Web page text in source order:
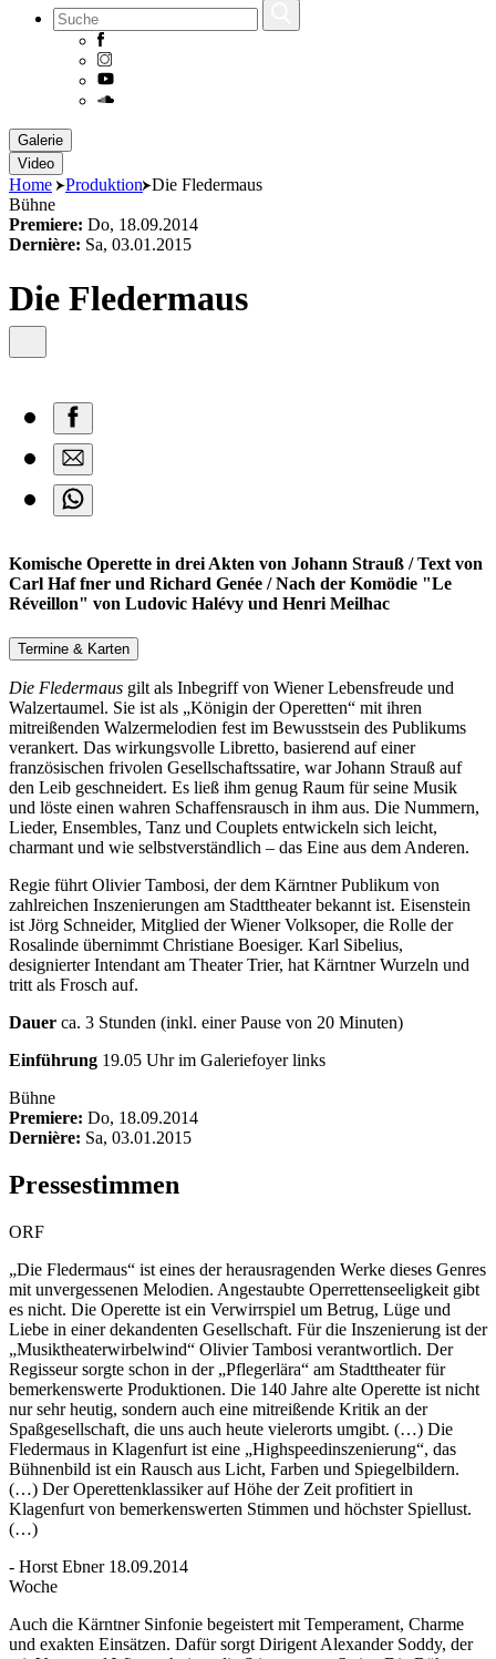
Skip
to
content
Galerie
Video
Home Produktion Die Fledermaus
Bühne
Premiere: Do, 18.09.2014
Dernière: Sa, 03.01.2015
Die Fledermaus
Komische Operette in drei Akten von Johann Strauß / Text von
Carl Haf fner und Richard Genée / Nach der Komödie "Le
Réveillon" von Ludovic Halévy und Henri Meilhac
Termine & Karten
Die Fledermaus gilt als Inbegriff von Wiener Lebensfreude und
Walzertaumel. Sie ist als „Königin der Operetten“ mit ihren
mitreißenden Walzermelodien fest im Bewusstsein des Publikums
verankert. Das wirkungsvolle Libretto, basierend auf einer
französischen frivolen Gesellschaftssatire, war Johann Strauß auf
den Leib geschneidert. Es ließ ihm genug Raum für seine Musik
und löste einen wahren Schaffensrausch in ihm aus. Die Nummern,
Lieder, Ensembles, Tanz und Couplets entwickeln sich leicht,
charmant und wie selbstverständlich – das Eine aus dem Anderen.
Regie führt Olivier Tambosi, der dem Kärntner Publikum von
zahlreichen Inszenierungen am Stadttheater bekannt ist. Eisenstein
ist Jörg Schneider, Mitglied der Wiener Volksoper, die Rolle der
Rosalinde übernimmt Christiane Boesiger. Karl Sibelius,
designierter Intendant am Theater Trier, hat Kärntner Wurzeln und
tritt als Frosch auf.
Dauer ca. 3 Stunden (inkl. einer Pause von 20 Minuten)
Einführung 19.05 Uhr im Galeriefoyer links
Bühne
Premiere: Do, 18.09.2014
Dernière: Sa, 03.01.2015
Pressestimmen
ORF
„Die Fledermaus“ ist eines der herausragenden Werke dieses Genres
mit unvergessenen Melodien. Angestaubte Operrettenseeligkeit gibt
es nicht. Die Operette ist ein Verwirrspiel um Betrug, Lüge und
Liebe in einer dekandenten Gesellschaft. Für die Inszenierung ist der
„Musiktheaterwirbelwind“ Olivier Tambosi verantwortlich. Der
Regisseur sorgte schon in der „Pflegerlära“ am Stadttheater für
bemerkenswerte Produktionen. Die 140 Jahre alte Operette ist nicht
nur sehr heutig, sondern auch eine mitreißende Kritik an der
Spaßgesellschaft, die uns auch heute vielerorts umgibt. (…) Die
Fledermaus in Klagenfurt ist eine „Highspeedinszenierung“, das
Bühnenbild ist ein Rausch aus Licht, Farben und Spiegelbildern.
(…) Der Operettenklassiker auf Höhe der Zeit profitiert in
Klagenfurt von bemerkenswerten Stimmen und höchster Spiellust.
(…)
- Horst Ebner 18.09.2014
Woche
Auch die Kärntner Sinfonie begeistert mit Temperament, Charme
und exakten Einsätzen. Dafür sorgt Dirigent Alexander Soddy, der